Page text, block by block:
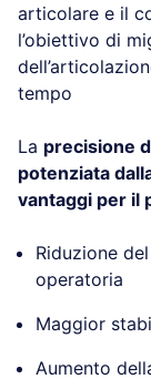
articolare e il
l’obiettivo di
tempo
La precisione
potenziata
vantaggi per il
Riduzione
operatoria
Maggior
Aumento